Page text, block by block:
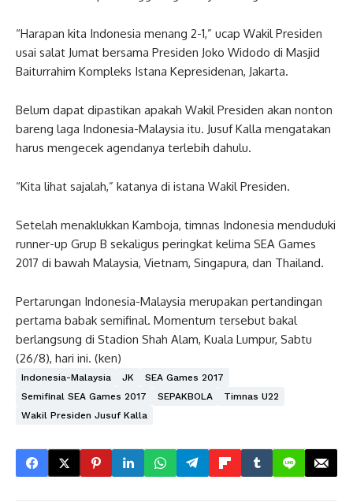
“Harapan kita Indonesia menang 2-1,” ucap Wakil Presiden
usai salat Jumat bersama Presiden Joko Widodo di Masjid
Baiturrahim Kompleks Istana Kepresidenan, Jakarta.
Belum dapat dipastikan apakah Wakil Presiden akan nonton
bareng laga Indonesia-Malaysia itu. Jusuf Kalla mengatakan
harus mengecek agendanya terlebih dahulu.
“Kita lihat sajalah,” katanya di istana Wakil Presiden.
Setelah menaklukkan Kamboja, timnas Indonesia menduduki
runner-up Grup B sekaligus peringkat kelima SEA Games
2017 di bawah Malaysia, Vietnam, Singapura, dan Thailand.
Pertarungan Indonesia-Malaysia merupakan pertandingan
pertama babak semifinal. Momentum tersebut bakal
berlangsung di Stadion Shah Alam, Kuala Lumpur, Sabtu
(26/8), hari ini. (ken)
Indonesia-Malaysia JK
SEA Games 2017
Semifinal SEA Games 2017
SEPAKBOLA
Timnas U22
Wakil Presiden Jusuf Kalla